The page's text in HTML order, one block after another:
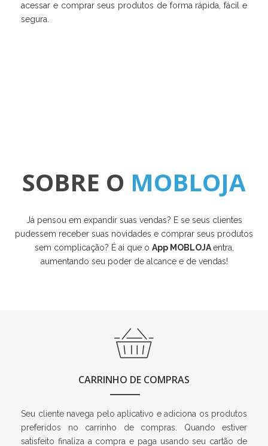
acessar e comprar seus produtos de forma rápida, fácil e
segura.
SOBRE O MOBLOJA
Já pensou em expandir suas vendas? E se seus clientes
pudessem receber suas novidades e comprar seus produtos
sem complicação? É ai que o App MOBLOJAentra,
aumentando seu poder de alcance e de vendas!
CARRINHO DE COMPRAS
Seu cliente navega pelo aplicativo e adiciona os produtos
preferidos no carrinho de compras. Quando estiver
satisfeito finaliza a compra e paga usando seu cartão de